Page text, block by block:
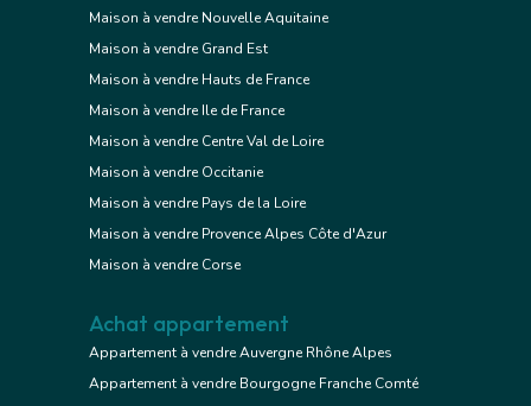
Maison à vendre Nouvelle Aquitaine
Maison à vendre Grand Est
Maison à vendre Hauts de France
Maison à vendre Ile de France
Maison à vendre Centre Val de Loire
Maison à vendre Occitanie
Maison à vendre Pays de la Loire
Maison à vendre Provence Alpes Côte d'Azur
Maison à vendre Corse
Achat appartement
Appartement à vendre Auvergne Rhône Alpes
Appartement à vendre Bourgogne Franche Comté